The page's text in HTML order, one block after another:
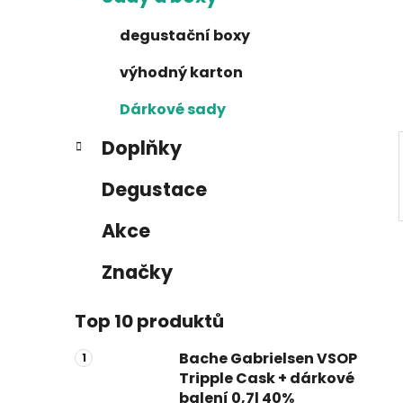
e
degustační boxy
výhodný karton
Dárkové sady
Doplňky
Degustace
Akce
Značky
Top 10 produktů
Bache Gabrielsen VSOP
Tripple Cask + dárkové
balení 0,7l 40%